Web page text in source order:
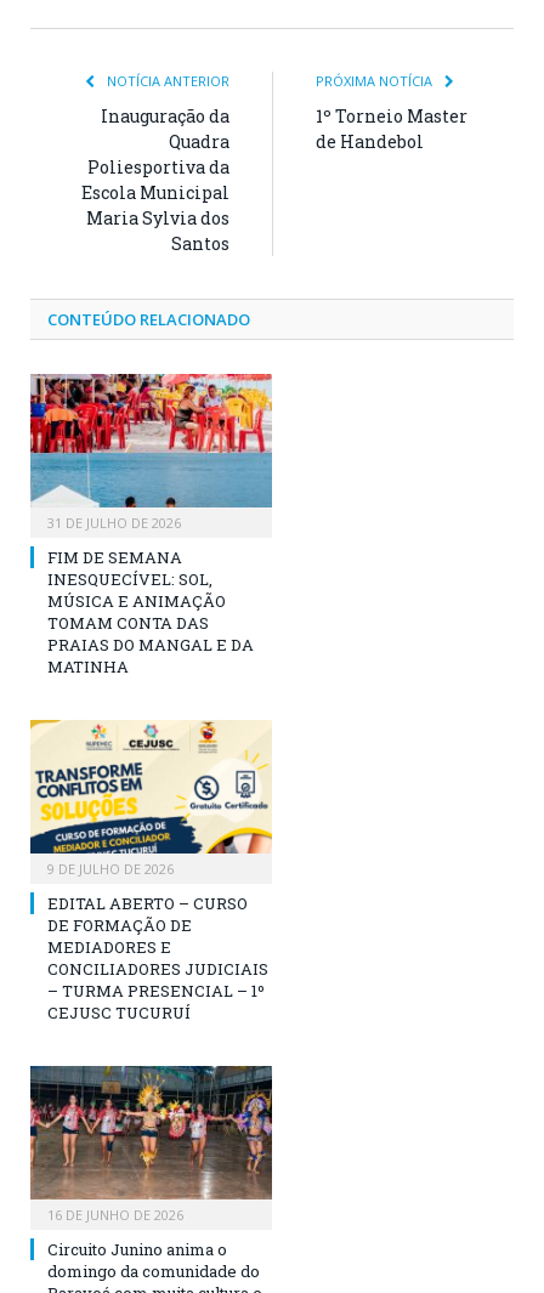
NOTÍCIA ANTERIOR
Inauguração da
Quadra
Poliesportiva da
Escola Municipal
Maria Sylvia dos
Santos
PRÓXIMA NOTÍCIA
1º Torneio Master
de Handebol
CONTEÚDO RELACIONADO
31 DE JULHO DE 2026
FIM DE SEMANA
INESQUECÍVEL: SOL,
MÚSICA E ANIMAÇÃO
TOMAM CONTA DAS
PRAIAS DO MANGAL E DA
MATINHA
9 DE JULHO DE 2026
EDITAL ABERTO – CURSO
DE FORMAÇÃO DE
MEDIADORES E
CONCILIADORES JUDICIAIS
– TURMA PRESENCIAL – 1º
CEJUSC TUCURUÍ
16 DE JUNHO DE 2026
Circuito Junino anima o
domingo da comunidade do